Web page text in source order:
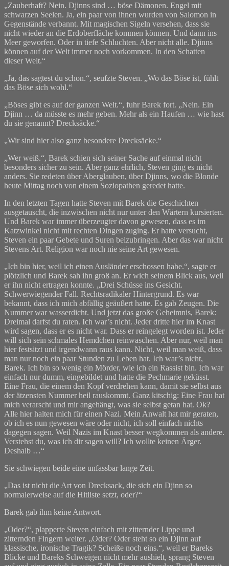
„Zauberhaft? Nein. Djinns sind … böse Dämonen. Engel mit
schwarzen Seelen. Ja, ein paar von ihnen wurden von Salomon in
Gegenstände verbannt. Mit magischen Sigeln versehen, dass sie
nicht wieder an die Erdoberfläche kommen können. Und dann ins
Meer geworfen. Oder in tiefe Schluchten. Aber nicht alle. Djinns
können auf der Welt immer noch vorkommen. In den Schatten
dieser Welt.“
„Ja, das sagtest du schon.“, seufzte Steven. „Wo das Böse ist, fühlt
das Böse sich wohl.“
„Böses gibt es auf der ganzen Welt.“, fuhr Barek fort. „Nein. Ein
Djinn … da müsste es mehr geben. Mehr als ein Haufen … wie hast
du sie genannt? Drecksäcke.“
„Wir sind hier also ganz besondere Drecksäcke.“
„Wer weiß.“, Barek schien sich seiner Sache auf einmal nicht
besonders sicher zu sein. Aber ganz ehrlich, Steven ging es nicht
anders. Sie redeten über Aberglauben, über Djinns, wo die Blonde
heute Mittag noch von einem Soziopathen geredet hatte.
In den letzten Tagen hatte Steven mit Barek die Geschichten
ausgetauscht, die inzwischen nicht nur unter den Wärtern kursierten.
Und Barek war immer überzeugter davon gewesen, dass es im
Katzwinkel nicht mit rechten Dingen zuging. Er hatte versucht,
Steven ein paar Gebete und Suren beizubringen. Aber das war nicht
Stevens Art. Religion war noch nie seine Art gewesen.
„Ich bin hier, weil ich einen Ausländer erschossen habe.“, sagte er
plötzlich und Barek sah ihn groß an. Er wich seinem Blick aus, weil
er ihn nicht ertragen konnte. „Drei Schüsse ins Gesicht.
Schwerwiegender Fall. Rechtsradikaler Hintergrund. Es war
bekannt, dass ich mich abfällig geäußert hatte. Es gab Zeugen. Die
Nummer war wasserdicht. Und jetzt das große Geheimnis, Barek:
Dreimal darfst du raten. Ich war’s nicht. Jeder dritte hier im Knast
wird sagen, dass er es nicht war. Dass er reingelegt worden ist. Jeder
will sich sein schmales Hemdchen reinwaschen. Aber nur, weil man
hier festsitzt und irgendwann raus kann. Nicht, weil man weiß, dass
man nur noch ein paar Stunden zu Leben hat. Ich war’s nicht,
Barek. Ich bin so wenig ein Mörder, wie ich ein Rassist bin. Ich war
einfach nur dumm, eingebildet und hatte die Pechmarie geküsst.
Eine Frau, die einem den Kopf verdrehen kann, damit sie selbst aus
der ätzensten Nummer heil rauskommt. Ganz kitschig: Eine Frau hat
mich verarscht und mir angehängt, was sie selbst getan hat. Ok?
Alle hier halten mich für einen Nazi. Mein Anwalt hat mir geraten,
ob ich es nun gewesen wäre oder nicht, ich soll einfach nichts
dagegen sagen. Weil Nazis im Knast besser wegkommen als andere.
Verstehst du, was ich dir sagen will? Ich wollte keinen Ärger.
Deshalb …“
Sie schwiegen beide eine unfassbar lange Zeit.
„Das ist nicht die Art von Drecksack, die sich ein Djinn so
normalerweise auf die Hitliste setzt, oder?“
Barek gab ihm keine Antwort.
„Oder?“, plapperte Steven einfach mit zitternder Lippe und
zitternden Fingern weiter. „Oder? Oder steht so ein Djinn auf
klassische, ironische Tragik? Scheiße noch eins.“, weil er Bareks
Blicke und Bareks Schweigen nicht mehr aushielt, sprang Steven